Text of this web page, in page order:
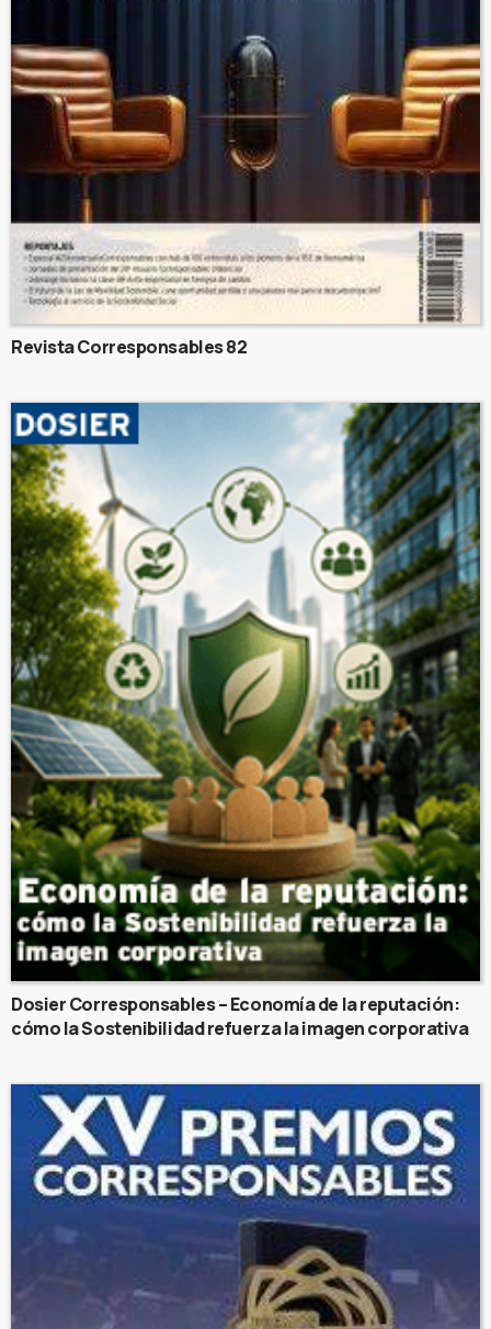
Revista Corresponsables 82
Dosier Corresponsables – Economía de la reputación:
cómo la Sostenibilidad refuerza la imagen corporativa